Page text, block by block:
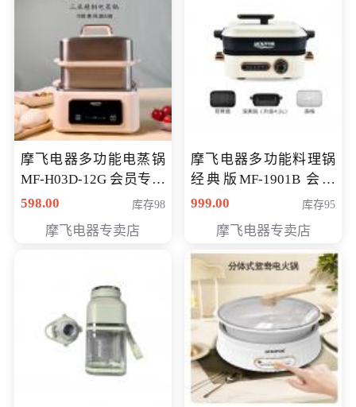
摩飞电器多功能电蒸锅
MF-H03D-12G 会员专享
价398元
598.00 库存98
摩飞电器专卖店
摩飞电器多功能料理锅
经典版MF-1901B 会员
专享价399元
999.00 库存95
摩飞电器专卖店